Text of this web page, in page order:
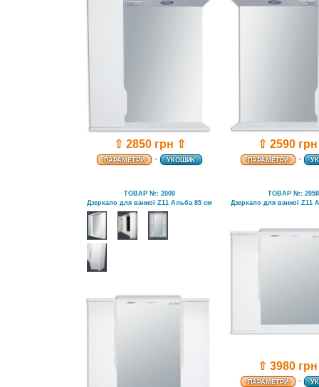
⇧ 2850 грн ⇧
ПАРАМЕТРИ - УКОШИК
⇧ 2590
ПАРАМЕТРИ -
ТОВАР №: 2008
Дзеркало для ванної Z11 Альба 85 см
ТОВАР №: 2058
Дзеркало для ванної Z11
⇧ 3980
ПАРАМЕТРИ -